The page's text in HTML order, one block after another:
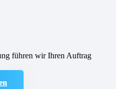
führen wir Ihren Auftrag